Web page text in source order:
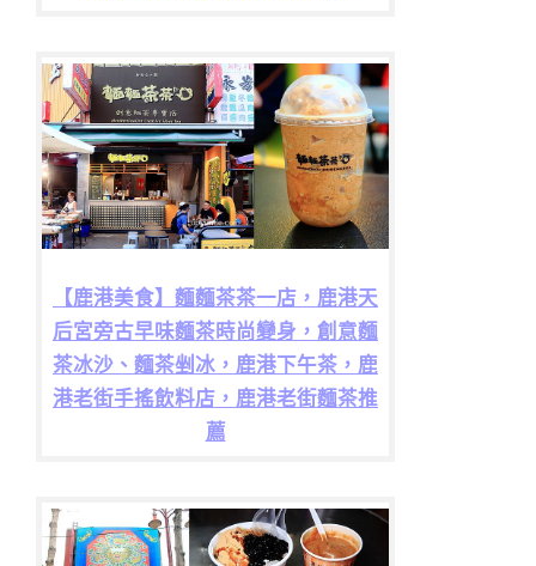
【鹿港美食】麵麵茶茶一店，鹿港天
后宮旁古早味麵茶時尚變身，創意麵
茶冰沙、麵茶剉冰，鹿港下午茶，鹿
港老街手搖飲料店，鹿港老街麵茶推
薦